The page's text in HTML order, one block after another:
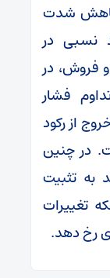
کاهش شدت
نسبی در
فروش، در
فشار
از رکود
در چنین
به تثبیت
تغییرات
رخ دهد.